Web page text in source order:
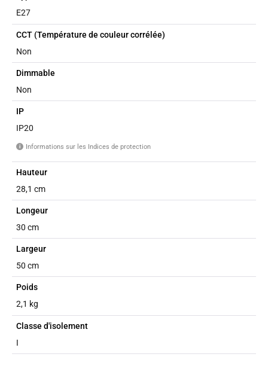
E27
CCT (Température de couleur corrélée)
Non
Dimmable
Non
IP
IP20
i Informations sur les Indices de protection
Hauteur
28,1 cm
Longeur
30 cm
Largeur
50 cm
Poids
2,1 kg
Classe d'isolement
I